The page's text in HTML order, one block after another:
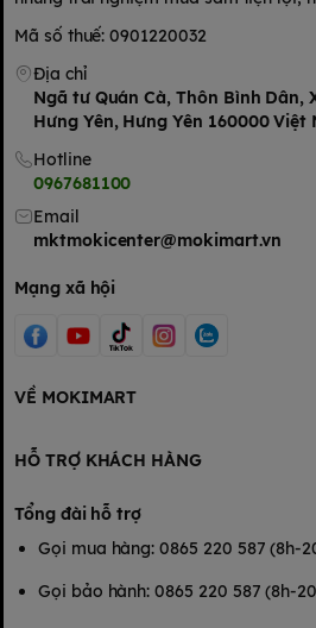
Mã số thuế: 0901220032
Địa chỉ
Ngã tư Quán Cà, Thôn Bình Dân,
Hưng Yên, Hưng Yên 160000 Việt
Hotline
0967681100
Email
mktmokicenter@mokimart.vn
Mạng xã hội
VỀ MOKIMART
HỖ TRỢ KHÁCH HÀNG
Tổng đài hỗ trợ
Gọi mua hàng: 0865 220 587 (8h-
Gọi bảo hành: 0865 220 587 (8h-